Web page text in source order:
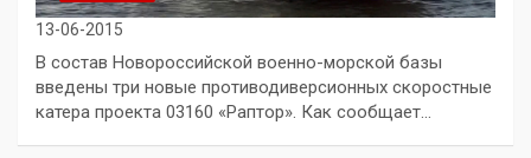
13-06-2015
В состав Новороссийской военно-морской базы
введены три новые противодиверсионных скоростные
катера проекта 03160 «Раптор». Как сообщает…